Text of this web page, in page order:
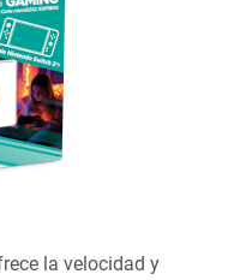
la velocidad y